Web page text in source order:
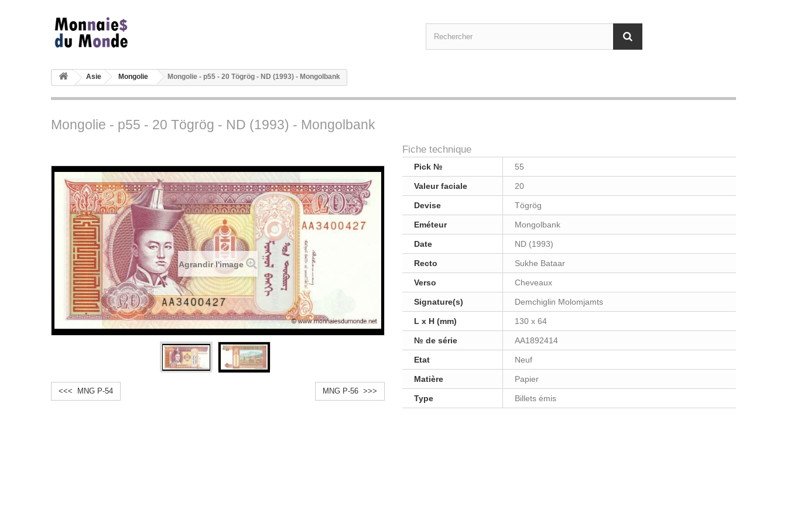
Asie Mongolie Mongolie - p55 - 20 Tögrög - ND (1993) - Mongolbank
Mongolie - p55 - 20 Tögrög - ND (1993) - Mongolbank
Agrandir l'image
<<< MNG P-54 MNG P-56 >>>
Fiche technique
Pick № 55
Valeur faciale 20
Devise Tögrög
Eméteur Mongolbank
Date ND (1993)
Recto Sukhe Bataar
Verso Cheveaux
Signature(s) Demchiglin Molomjamts
L x H (mm) 130 x 64
№ de série AA1892414
Etat Neuf
Matière Papier
Type Billets émis